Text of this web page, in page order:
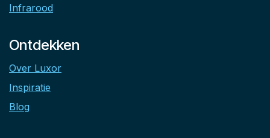
Infrarood
Ontdekken
Over Luxor
Inspiratie
Blog